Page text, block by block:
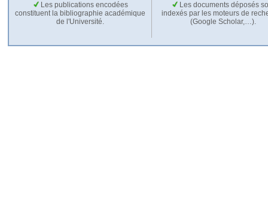
Les publications encodées
constituent la bibliographie académique
de l'Université.
Les documents déposés
indexés par les moteurs de
(Google Scholar,…).